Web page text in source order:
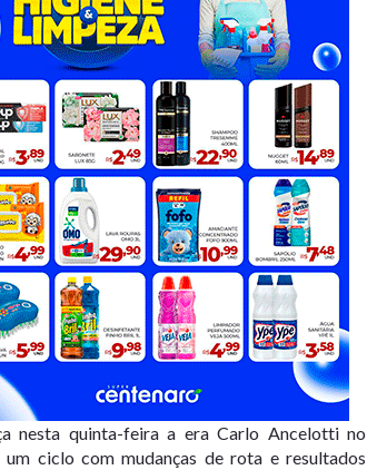
nesta quinta-feira a era Carlo Ancelotti no
ciclo com mudanças de rota e resultados